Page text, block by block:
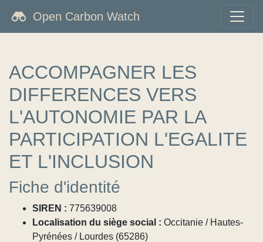
Open Carbon Watch
ACCOMPAGNER LES
DIFFERENCES VERS
L'AUTONOMIE PAR LA
PARTICIPATION L'EGALITE
ET L'INCLUSION
Fiche d'identité
SIREN : 775639008
Localisation du siège social : Occitanie / Hautes-
Pyrénées / Lourdes (65286)